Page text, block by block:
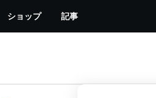
ショップ 記事